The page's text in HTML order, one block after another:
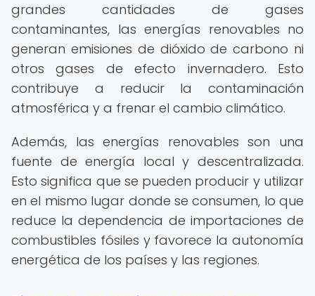
grandes cantidades de gases
contaminantes, las energías renovables no
generan emisiones de dióxido de carbono ni
otros gases de efecto invernadero. Esto
contribuye a reducir la contaminación
atmosférica y a frenar el cambio climático.
Además, las energías renovables son una
fuente de energía local y descentralizada.
Esto significa que se pueden producir y utilizar
en el mismo lugar donde se consumen, lo que
reduce la dependencia de importaciones de
combustibles fósiles y favorece la autonomía
energética de los países y las regiones.